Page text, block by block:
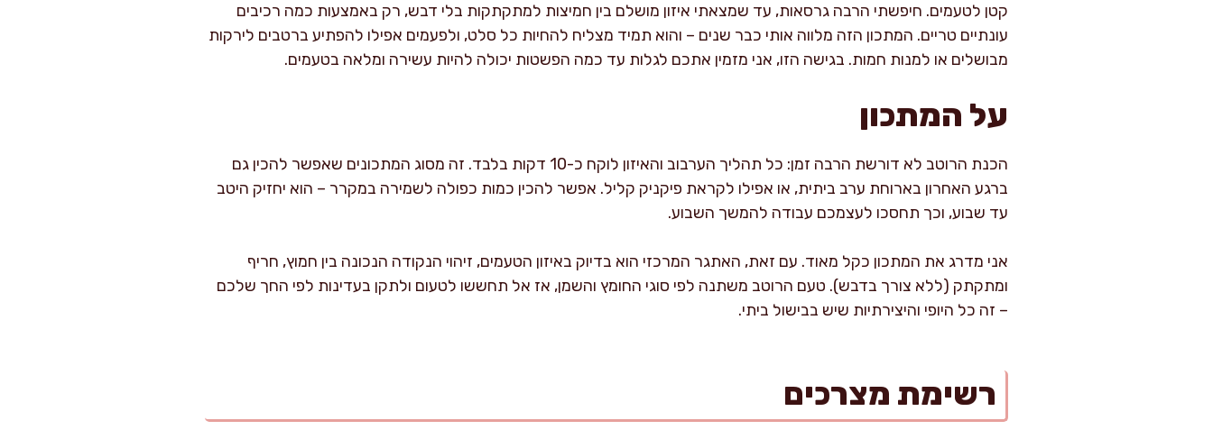
קטן לטעמים. חיפשתי הרבה גרסאות, עד שמצאתי איזון מושלם בין חמיצות למתקתקות בלי דבש, רק באמצעות כמה רכיבים
עונתיים טריים. המתכון הזה מלווה אותי כבר שנים – והוא תמיד מצליח להחיות כל סלט, ולפעמים אפילו להפתיע ברטבים לירקות
מבושלים או למנות חמות. בגישה הזו, אני מזמין אתכם לגלות עד כמה הפשטות יכולה להיות עשירה ומלאה בטעמים.
על המתכון
הכנת הרוטב לא דורשת הרבה זמן: כל תהליך הערבוב והאיזון לוקח כ-10 דקות בלבד. זה מסוג המתכונים שאפשר להכין גם
ברגע האחרון בארוחת ערב ביתית, או אפילו לקראת פיקניק קליל. אפשר להכין כמות כפולה לשמירה במקרר – הוא יחזיק היטב
עד שבוע, וכך תחסכו לעצמכם עבודה להמשך השבוע.
אני מדרג את המתכון כקל מאוד. עם זאת, האתגר המרכזי הוא בדיוק באיזון הטעמים, זיהוי הנקודה הנכונה בין חמוץ, חריף
ומתקתק (ללא צורך בדבש). טעם הרוטב משתנה לפי סוגי החומץ והשמן, אז אל תחששו לטעום ולתקן בעדינות לפי החך שלכם
– זה כל היופי והיצירתיות שיש בבישול ביתי.
רשימת מצרכים